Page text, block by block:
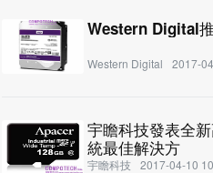
Western Digital
Western Digital 2017-
宇瞻科技發表全
統最佳解決方
宇瞻科技 2017-04-10